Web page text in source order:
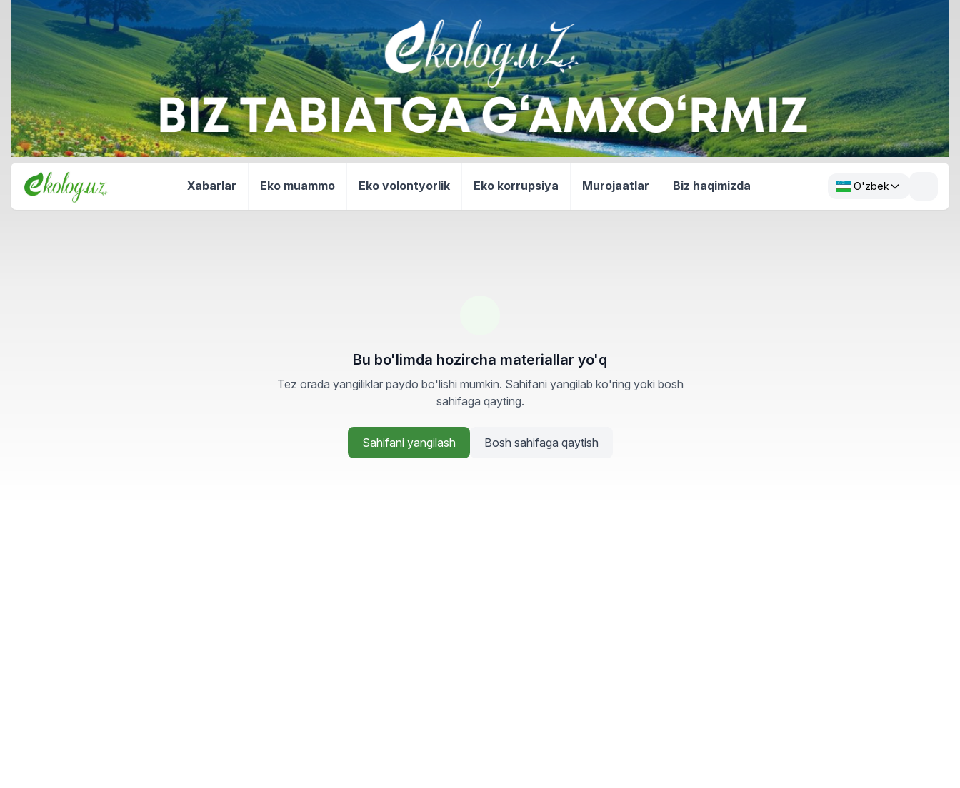
Xabarlar Eko muammo Eko volontyorlik Eko korrupsiya Murojaatlar Biz haqimizda O'zbek
Bu bo'limda hozircha materiallar yo'q
Tez orada yangiliklar paydo bo'lishi mumkin. Sahifani yangilab ko'ring yoki bosh
sahifaga qayting.
Sahifani yangilash Bosh sahifaga qaytish